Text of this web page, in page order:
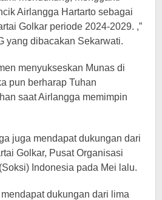
Airlangga Hartarto sebagai
Golkar periode 2024-2029. ,”
yang dibacakan Sekarwati.
menyukseskan Munas di
pun berharap Tuhan
saat Airlangga memimpin
juga mendapat dukungan dari
Golkar, Pusat Organisasi
Indonesia pada Mei lalu.
dukungan dari lima